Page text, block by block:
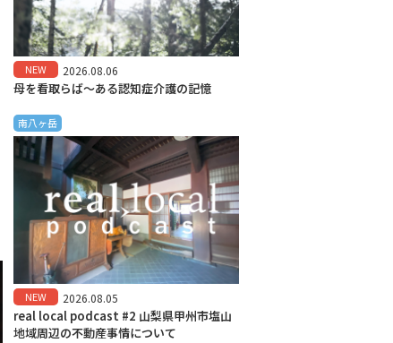
NEW 2026.08.06
母を看取らば～ある認知症介護の記憶
南八ヶ岳
NEW 2026.08.05
real local podcast #2 山梨県甲州市塩山
地域周辺の不動産事情について